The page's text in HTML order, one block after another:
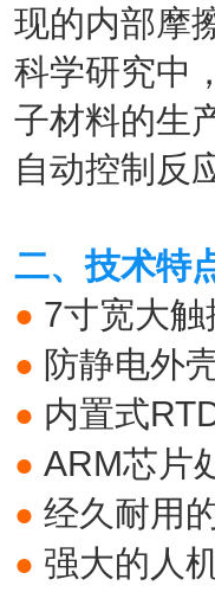
现的内部摩
科学研究中
子材料的生
自动控制反
二、技术特
● 7寸宽大
● 防静电外
● 内置式
● ARM芯片
● 经久耐用
● 强大的人